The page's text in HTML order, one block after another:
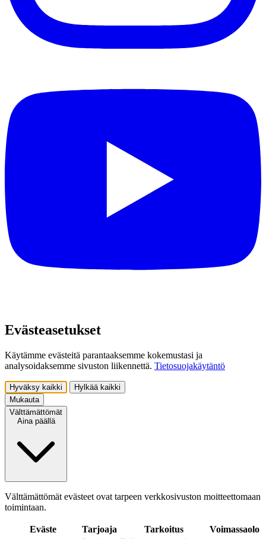
Evästeasetukset
Käytämme evästeitä parantaaksemme kokemustasi ja
analysoidaksemme sivuston liikennettä. Tietosuojakäytäntö
Hyväksy kaikki
Hylkää kaikki
Mukauta
Välttämättömät
Aina päällä
Välttämättömät evästeet ovat tarpeen verkkosivuston moitteettomaan
toimintaan.
Eväste Tarjoaja Tarkoitus
Voimassaolo